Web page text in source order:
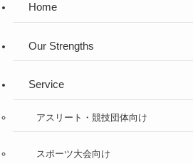
Home
Our Strengths
Service
アスリート・競技団体向け
スポーツ大会向け